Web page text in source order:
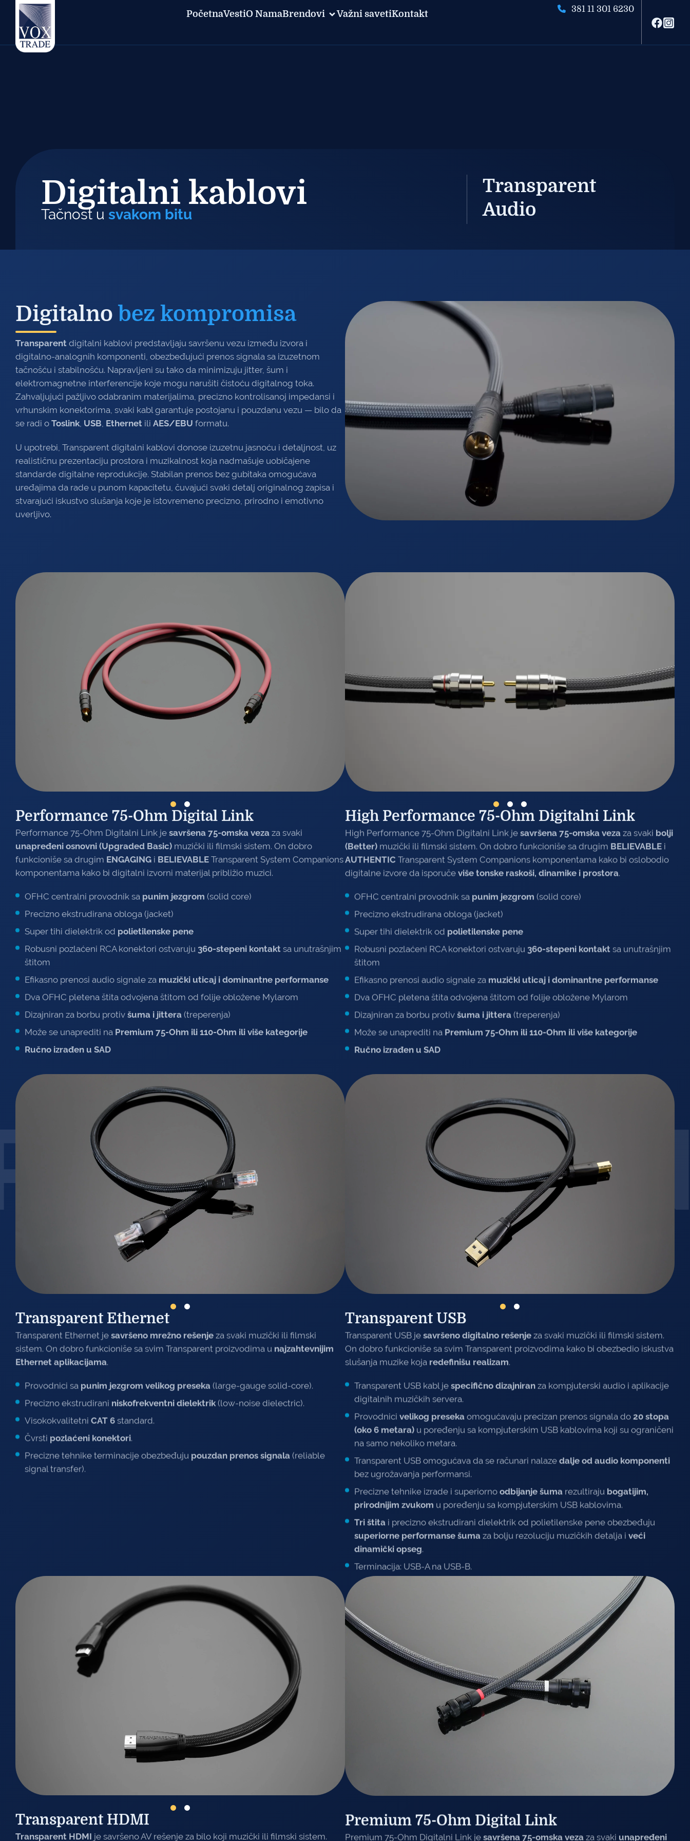
PočetnaVestiO NamaBrendovi Važni savetiKontakt 381 11 301 6230
Digitalni kablovi
Tačnost u svakom bitu
Transparent
Audio
Digitalno bez kompromisa
Transparent digitalni kablovi predstavljaju savršenu vezu između izvora i
digitalno-analognih komponenti, obezbeđujući prenos signala sa izuzetnom
tačnošću i stabilnošću. Napravljeni su tako da minimizuju jitter, šum i
elektromagnetne interferencije koje mogu narušiti čistoću digitalnog toka.
Zahvaljujući pažljivo odabranim materijalima, precizno kontrolisanoj impedansi i
vrhunskim konektorima, svaki kabl garantuje postojanu i pouzdanu vezu — bilo da
se radi o Toslink USB Ethernet ili AES/EBU formatu.
U upotrebi, Transparent digitalni kablovi donose izuzetnu jasnoću i detaljnost, uz
realističnu prezentaciju prostora i muzikalnost koja nadmašuje uobičajene
standarde digitalne reprodukcije. Stabilan prenos bez gubitaka omogućava
uređajima da rade u punom kapacitetu, čuvajući svaki detalj originalnog zapisa i
stvarajući iskustvo slušanja koje je istovremeno precizno, prirodno i emotivno
uverljivo.
Performance 75-Ohm Digital Link
Performance 75-Ohm Digitalni Link je savršena 75-omska veza za svaki
unapređeni osnovni (Upgraded Basic) muzički ili filmski sistem. On dobro
funkcioniše sa drugim ENGAGING i BELIEVABLE Transparent System Companions
komponentama kako bi digitalni izvorni materijal približio muzici.
OFHC centralni provodnik sa punim jezgrom (solid core)
Precizno ekstrudirana obloga (jacket)
Super tihi dielektrik od polietilenske pene
Robusni pozlaćeni RCA konektori ostvaruju 360-stepeni kontakt sa unutrašnjim
štitom
Efikasno prenosi audio signale za muzički uticaj i dominantne performanse
Dva OFHC pletena štita odvojena štitom od folije obložene Mylarom
Dizajniran za borbu protiv šuma i jittera (treperenja)
Može se unaprediti na Premium 75-Ohm ili 110-Ohm ili više kategorije
Ručno izrađen u SAD
High Performance 75-Ohm Digitalni Link
High Performance 75-Ohm Digitalni Link je savršena 75-omska veza za svaki bolji
(Better) muzički ili filmski sistem. On dobro funkcioniše sa drugim BELIEVABLE i
AUTHENTIC Transparent System Companions komponentama kako bi oslobodio
digitalne izvore da isporuče više tonske raskoši, dinamike i prostora.
OFHC centralni provodnik sa punim jezgrom (solid core)
Precizno ekstrudirana obloga (jacket)
Super tihi dielektrik od polietilenske pene
Robusni pozlaćeni RCA konektori ostvaruju 360-stepeni kontakt sa unutrašnjim
štitom
Efikasno prenosi audio signale za muzički uticaj i dominantne performanse
Dva OFHC pletena štita odvojena štitom od folije obložene Mylarom
Dizajniran za borbu protiv šuma i jittera (treperenja)
Može se unaprediti na Premium 75-Ohm ili 110-Ohm ili više kategorije
Ručno izrađen u SAD
Transparent Ethernet
Transparent Ethernet je savršeno mrežno rešenje za svaki muzički ili filmski
sistem. On dobro funkcioniše sa svim Transparent proizvodima u najzahtevnijim
Ethernet aplikacijama.
Provodnici sa punim jezgrom velikog preseka (large-gauge solid-core).
Precizno ekstrudirani niskofrekventni dielektrik (low-noise dielectric).
Visokokvalitetni CAT 6 standard.
Čvrsti pozlaćeni konektori.
Precizne tehnike terminacije obezbeđuju pouzdan prenos signala (reliable
signal transfer).
Transparent USB
Transparent USB je savršeno digitalno rešenje za svaki muzički ili filmski sistem.
On dobro funkcioniše sa svim Transparent proizvodima kako bi obezbedio iskustva
slušanja muzike koja redefinišu realizam.
Transparent USB kabl je specifično dizajniran za kompjuterski audio i aplikacije
digitalnih muzičkih servera.
Provodnici velikog preseka omogućavaju precizan prenos signala do 20 stopa
(oko 6 metara) u poređenju sa kompjuterskim USB kablovima koji su ograničeni
na samo nekoliko metara.
Transparent USB omogućava da se računari nalaze dalje od audio komponenti
bez ugrožavanja performansi.
Precizne tehnike izrade i superiorno odbijanje šuma rezultiraju bogatijim,
prirodnijim zvukom u poređenju sa kompjuterskim USB kablovima.
Tri štita i precizno ekstrudirani dielektrik od polietilenske pene obezbeđuju
superiorne performanse šuma za bolju rezoluciju muzičkih detalja i veći
dinamički opseg.
Terminacija: USB-A na USB-B.
Transparent HDMI
Transparent HDMI je savršeno AV rešenje za bilo koji muzički ili filmski sistem.
Premium 75-Ohm Digital Link
Premium 75-Ohm Digitalni Link je savršena 75-omska veza za svaki unapređeni